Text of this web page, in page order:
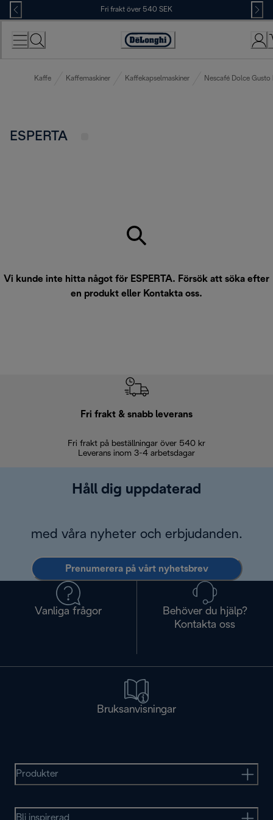
Skip
to
Content
Fri frakt över 540 SEK
Accessibility
Kaffe Kaffemaskiner Kaffekapselmaskiner Nescafé Dolce Gusto
ESPERTA
Vi kunde inte hitta något för ESPERTA. Försök att söka efter
en produkt eller Kontakta oss.
Fri frakt & snabb leverans
Fri frakt på beställningar över 540 kr
Leverans inom 3-4 arbetsdagar
Håll dig uppdaterad
med våra nyheter och erbjudanden.
Prenumerera på vårt nyhetsbrev
Vanliga frågor
Behöver du hjälp?
Kontakta oss
Bruksanvisningar
Produkter
Bli inspirerad